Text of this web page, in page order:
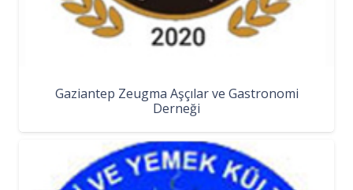
Gaziantep Zeugma Aşçılar ve Gastronomi
Derneği